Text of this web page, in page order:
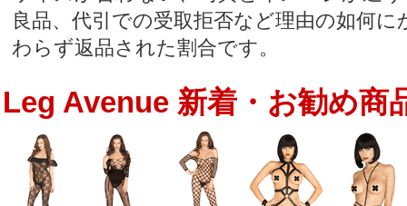
良品、代引での受取拒否など理由の如何に
わらず返品された割合です。
Leg Avenue 新着・お勧め商